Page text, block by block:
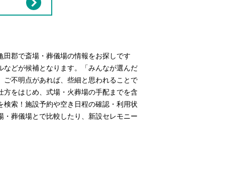
田郡で斎場・葬儀場の情報をお探しです
どが候補となります。「みんなが選んだ
不明点があれば、些細と思われることで
をはじめ、式場・火葬場の手配までを含
索！施設予約や空き日程の確認・利用状
葬儀場とで比較したり、新設セレモニー